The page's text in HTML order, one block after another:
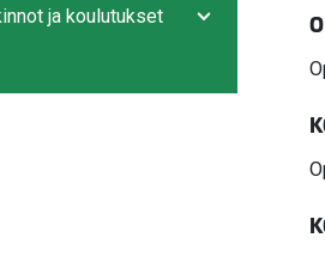
Avaa/sulje
ja koulutukset